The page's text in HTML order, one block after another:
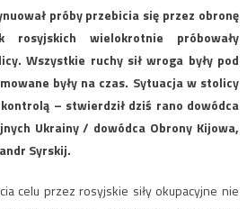
próby przebicia się przez obronę
rosyjskich wielokrotnie próbowały
Wszystkie ruchy sił wroga były pod
były na czas. Sytuacja w stolicy
– stwierdził dziś rano dowódca
Ukrainy / dowódca Obrony Kijowa,
Syrskij.
celu przez rosyjskie siły okupacyjne nie